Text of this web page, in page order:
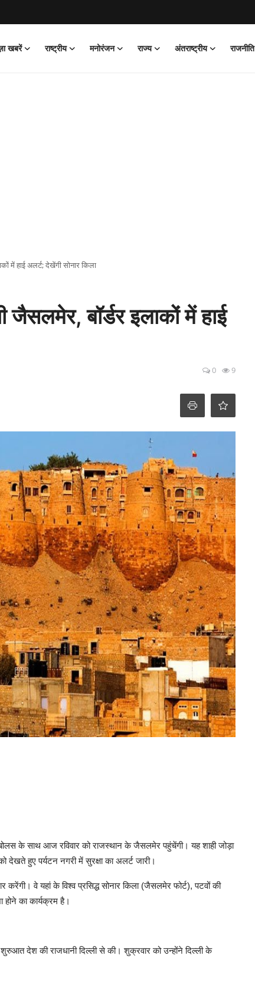
खबरें राष्ट्रीय मनोरंजन राज्य अंतराष्ट्रीय राजनीति
में हाई अलर्ट; देखेंगी सोनार किला
बॉर्डर इलाकों में हाई
0 9
के साथ आज रविवार को राजस्थान के जैसलमेर पहुंचेंगी। यह शाही जोड़ा
हुए पर्यटन नगरी में सुरक्षा का अलर्ट जारी।
करेंगी। वे यहां के विश्व प्रसिद्ध सोनार किला (जैसलमेर फोर्ट), पटवों की
का कार्यक्रम है।
देश की राजधानी दिल्ली से की। शुक्रवार को उन्होंने दिल्ली के